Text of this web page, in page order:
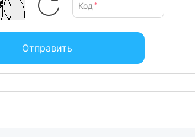
Код *
Отправить